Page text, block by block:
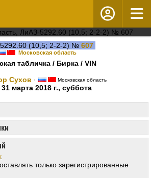
(10,5; 2-2-2) № 607
Московская область
табличка / Бирка / VIN
Сухов · Московская область
31 марта 2018 г., суббота
.
только зарегистрированные